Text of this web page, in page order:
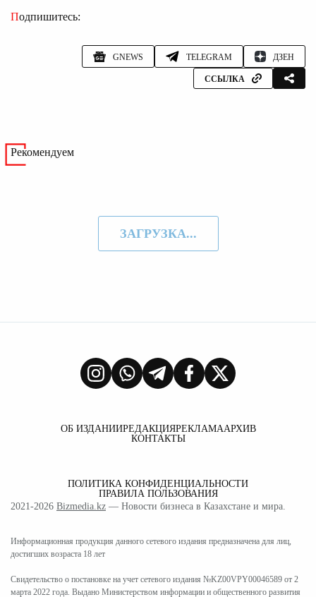
Подпишитесь:
GNEWS TELEGRAM ДЗЕН
ССЫЛКА
Рекомендуем
ЗАГРУЗКА...
ОБ ИЗДАНИИРЕДАКЦИЯРЕКЛАМААРХИВ
КОНТАКТЫ
ПОЛИТИКА КОНФИДЕНЦИАЛЬНОСТИ
ПРАВИЛА ПОЛЬЗОВАНИЯ
2021-2026 Bizmedia.kz — Новости бизнеса в Казахстане и мира.
Информационная продукция данного сетевого издания предназначена для лиц,
достигших возраста 18 лет
Свидетельство о постановке на учет сетевого издания №KZ00VPY00046589 от 2
марта 2022 года. Выдано Министерством информации и общественного развития